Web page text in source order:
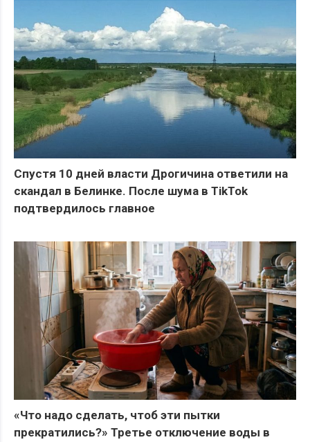
Спустя 10 дней власти Дрогичина ответили на
скандал в Белинке. После шума в TikTok
подтвердилось главное
«Что надо сделать, чтоб эти пытки
прекратились?» Третье отключение воды в